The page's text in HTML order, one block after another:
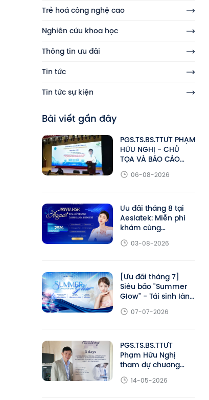
Trẻ hoá công nghệ cao
Nghiên cứu khoa học
Thông tin ưu đãi
Tin tức
Tin tức sự kiện
Bài viết gần đây
PGS.TS.BS.TTƯT PHẠM
HỮU NGHỊ - CHỦ
TỌA VÀ BÁO CÁO
VIÊN TẠI HỘI NGHỊ
KHOA HỌC HALMeS
06-08-2026
Ưu đãi tháng 8 tại
Aeslatek: Miễn phí
khám cùng
PGS.TS.BS.TTƯT
Phạm Hữu Nghị,
03-08-2026
[Ưu đãi tháng 7]
Siêu bão "Summer
Glow" - Tái sinh làn
da khỏe đẹp cùng
Aeslatek
07-07-2026
PGS.TS.BS.TTƯT
Phạm Hữu Nghị
tham dự chương
trình đào tạo chuyên
sâu DEKA Academy
14-05-2026